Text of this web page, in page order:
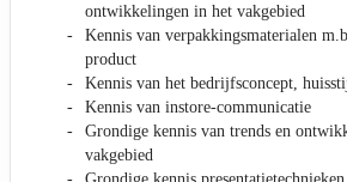
ontwikkelingen in het vakgebied
Kennis van verpakkingsmaterialen
product
Kennis van het bedrijfsconcept,
Kennis van instore-communicatie
Grondige kennis van trends en
vakgebied